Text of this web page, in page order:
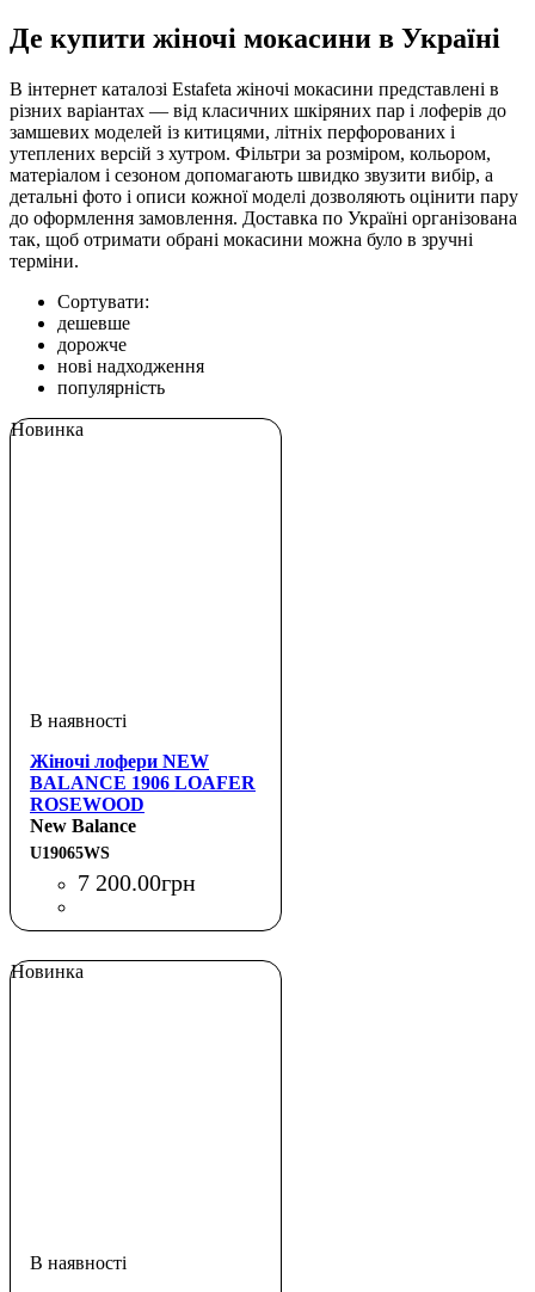
Де купити жіночі мокасини в Україні
В інтернет каталозі Estafeta жіночі мокасини представлені в
різних варіантах — від класичних шкіряних пар і лоферів до
замшевих моделей із китицями, літніх перфорованих і
утеплених версій з хутром. Фільтри за розміром, кольором,
матеріалом і сезоном допомагають швидко звузити вибір, а
детальні фото і описи кожної моделі дозволяють оцінити пару
до оформлення замовлення. Доставка по Україні організована
так, щоб отримати обрані мокасини можна було в зручні
терміни.
Сортувати:
дешевше
дорожче
нові надходження
популярність
Новинка
Жіночі лофери NEW
BALANCE 1906 LOAFER
ROSEWOOD
New Balance
U19065WS
7 200.00грн
Новинка